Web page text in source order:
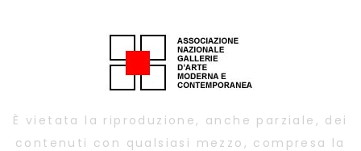
È vietata la riproduzione, anche parziale, dei
contenuti con qualsiasi mezzo, compresa la